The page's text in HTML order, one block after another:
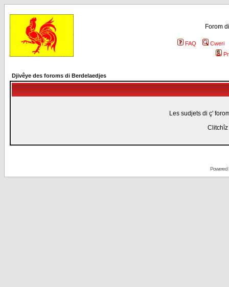
Forom
FAQ
Cweri
Djivêye des foroms di Berdelaedjes
Les sudjets di ç'
Clitchîz
Powered